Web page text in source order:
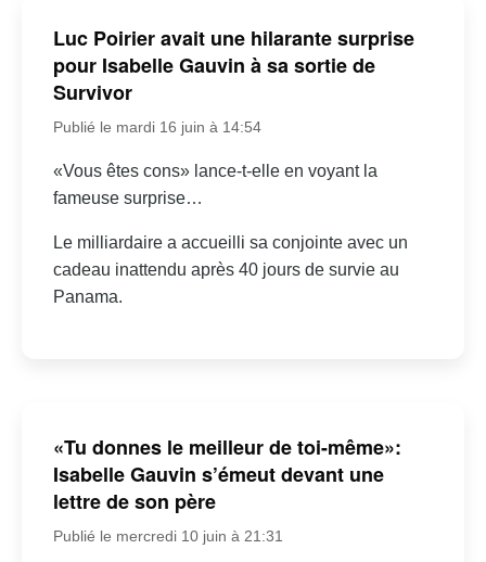
Luc Poirier avait une hilarante surprise
pour Isabelle Gauvin à sa sortie de
Survivor
Publié le mardi 16 juin à 14:54
«Vous êtes cons» lance-t-elle en voyant la
fameuse surprise…
Le milliardaire a accueilli sa conjointe avec un
cadeau inattendu après 40 jours de survie au
Panama.
«Tu donnes le meilleur de toi-même»:
Isabelle Gauvin s’émeut devant une
lettre de son père
Publié le mercredi 10 juin à 21:31